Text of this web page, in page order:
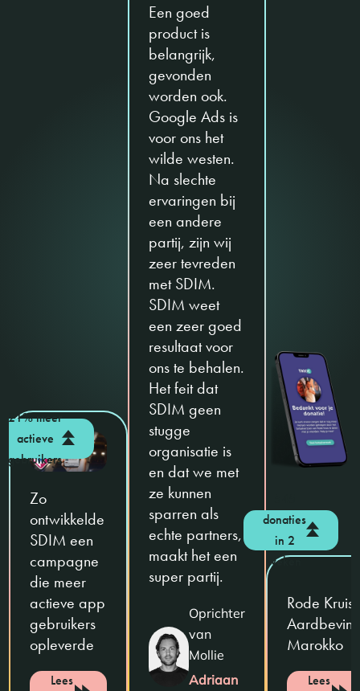
21% meer
actieve
gebruikers
Zo
ontwikkelde
SDIM een
campagne
die meer
actieve app
gebruikers
opleverde
Lees
Een goed
product is
belangrijk,
gevonden
worden ook.
Google Ads is
voor ons het
wilde westen.
Na slechte
ervaringen bij
een andere
partij, zijn wij
zeer tevreden
met SDIM.
SDIM weet
een zeer goed
resultaat voor
ons te behalen.
Het feit dat
SDIM geen
stugge
organisatie is
en dat we met
ze kunnen
sparren als
echte partners,
maakt het een
super partij.
Oprichter
van
Mollie
Adriaan
donaties
in 2
weken
Rode Kruis:
Marokko
Lees